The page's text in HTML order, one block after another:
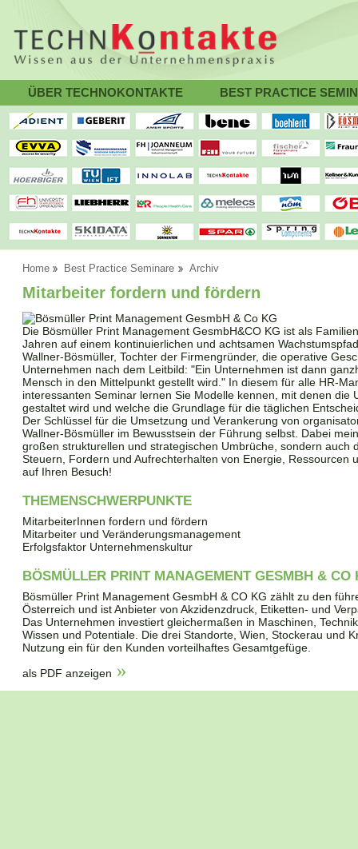
ÜBER TECHNOKONTAKTE BEST PRACTICE
Home Best Practice Seminare Archiv
Mitarbeiter fordern und fördern
Die Bösmüller Print Management GesmbH&CO KG ist als
Jahren auf einem kontinuierlichen und achtsamen
Wallner-Bösmüller, Tochter der Firmengründer, die operative
Unternehmen nach dem Leitbild: "Ein Unternehmen ist dann
Mensch in den Mittelpunkt gestellt wird." In diesem für alle HR-
interessanten Seminar lernen Sie Modelle kennen, mit denen die
gestaltet wird und welche die Grundlage für die täglichen
Der Schlüssel für die Umsetzung und Verankerung von
Wallner-Bösmüller im Bewusstsein der Führung selbst. Dabei
großen strukturellen und strategischen Umbrüche, sondern auch
Steuern, Fordern und Aufrechterhalten von Energie, Ressourcen
auf Ihren Besuch!
THEMENSCHWERPUNKTE
MitarbeiterInnen fordern und fördern
Mitarbeiter und Veränderungsmanagement
Erfolgsfaktor Unternehmenskultur
BÖSMÜLLER PRINT MANAGEMENT GESMBH & CO
Bösmüller Print Management GesmbH & CO KG zählt zu den
Österreich und ist Anbieter von Akzidenzdruck, Etiketten- und
Das Unternehmen investiert gleichermaßen in Maschinen,
Wissen und Potentiale. Die drei Standorte, Wien, Stockerau und
Nutzung ein für den Kunden vorteilhaftes Gesamtgefüge.
als PDF anzeigen